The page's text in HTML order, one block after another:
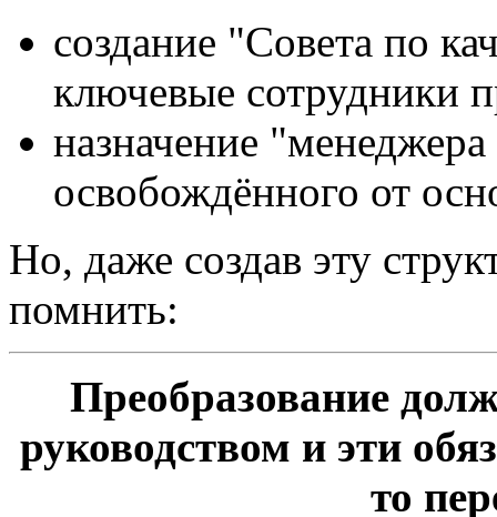
создание "Совета по
ключевые сотрудники
назначение
освобождённого от
Но, даже создав эту
помнить:
Преобразование
руководством и эти
то